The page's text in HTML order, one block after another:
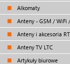
Alkomaty
Anteny - GSM / WiFi /
Anteny i akcesoria
Anteny TV LTC
Artykuły biurowe